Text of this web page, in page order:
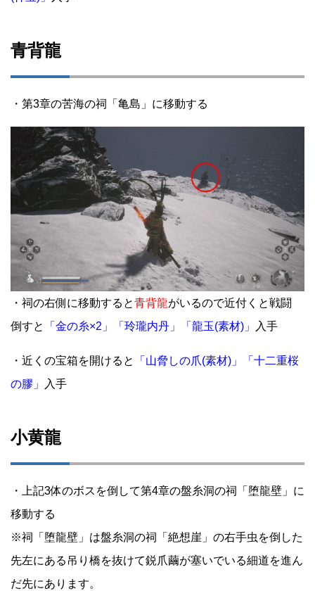
青背龍
・第3章の苦海の祠「亀島」に移動する
・祠の右側に移動すると青背龍がいるので近付くと戦闘
倒すと
「金の糸×2」「玲瓏内丹」「龍玉(素材)」 入手
・近くの宝箱を開けると
「山脅しの爪(素材)」「十二重桜
の膠」
入手
小黄龍
・上記3体のボスを倒して第4章の盤糸洞の祠「堕龍壁」に
移動する
※祠「堕龍壁」は盤糸洞の祠「絶想崖」の右手虫を倒した
先左にある吊り橋を抜けて鋭爪繭が塞いでいる細道を進ん
だ先にあります。